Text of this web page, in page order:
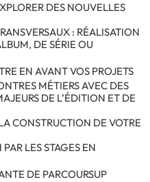
DES NOUVELLES
: RÉALISATION
DE SÉRIE OU
EN AVANT VOS PROJETS
MÉTIERS AVEC DES
DE L’ÉDITION ET DE
CONSTRUCTION DE VOTRE
LES STAGES EN
DE PARCOURSUP